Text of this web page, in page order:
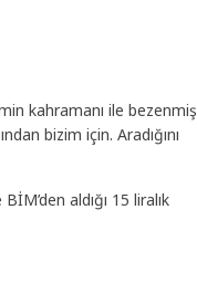
kahramanı ile bezenmiş
bizim için. Aradığını
aldığı 15 liralık